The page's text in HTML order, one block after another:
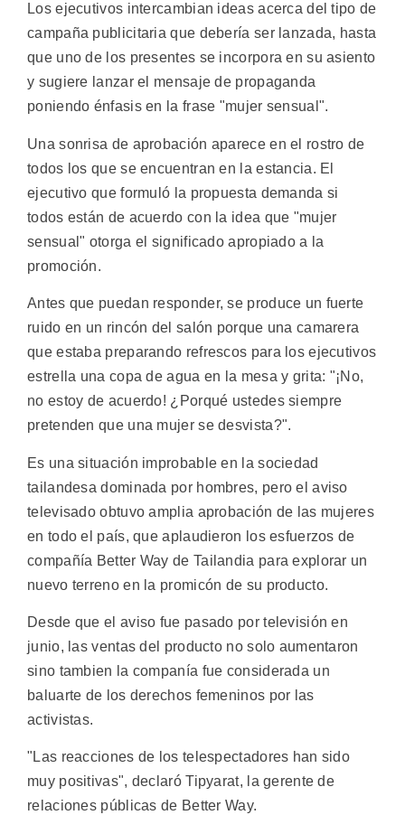
Los ejecutivos intercambian ideas acerca del tipo de
campaña publicitaria que debería ser lanzada, hasta
que uno de los presentes se incorpora en su asiento
y sugiere lanzar el mensaje de propaganda
poniendo énfasis en la frase "mujer sensual".
Una sonrisa de aprobación aparece en el rostro de
todos los que se encuentran en la estancia. El
ejecutivo que formuló la propuesta demanda si
todos están de acuerdo con la idea que "mujer
sensual" otorga el significado apropiado a la
promoción.
Antes que puedan responder, se produce un fuerte
ruido en un rincón del salón porque una camarera
que estaba preparando refrescos para los ejecutivos
estrella una copa de agua en la mesa y grita: "¡No,
no estoy de acuerdo! ¿Porqué ustedes siempre
pretenden que una mujer se desvista?".
Es una situación improbable en la sociedad
tailandesa dominada por hombres, pero el aviso
televisado obtuvo amplia aprobación de las mujeres
en todo el país, que aplaudieron los esfuerzos de
compañía Better Way de Tailandia para explorar un
nuevo terreno en la promicón de su producto.
Desde que el aviso fue pasado por televisión en
junio, las ventas del producto no solo aumentaron
sino tambien la companía fue considerada un
baluarte de los derechos femeninos por las
activistas.
"Las reacciones de los telespectadores han sido
muy positivas", declaró Tipyarat, la gerente de
relaciones públicas de Better Way.